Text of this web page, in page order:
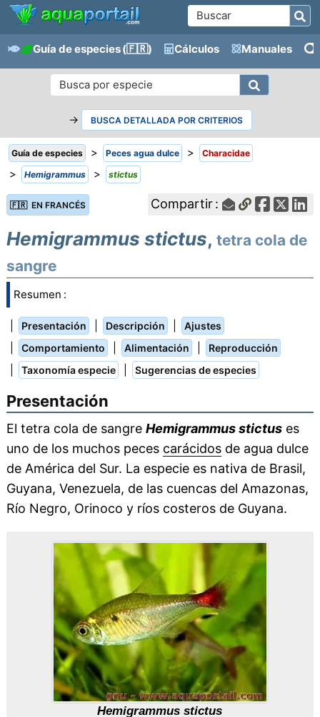
Guía de especies(🇫🇷) Cálculos Manuales
→ BUSCA DETALLADA POR CRITERIOS
Guía de especies > Peces agua dulce > Characidae
> Hemigrammus > stictus
🇫🇷 EN FRANCÉS Compartir :
Hemigrammus stictus, tetra cola de
sangre
Resumen :
Presentación Descripción Ajustes
Comportamiento Alimentación Reproducción
Taxonomía especie Sugerencias de especies
Presentación
El tetra cola de sangre Hemigrammus stictuses
uno de los muchos peces carácidosde agua dulce
de América del Sur. La especie es nativa de Brasil,
Guyana, Venezuela, de las cuencas del Amazonas,
Río Negro, Orinoco y ríos costeros de Guyana.
Hemigrammus stictus